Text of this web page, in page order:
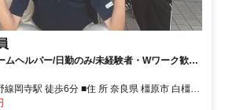
ムヘルパー/日勤のみ/未経験者・Wワーク歓迎/
代活躍中！
分 ■住 所 奈良県 橿原市 白橿町
2丁目13-181階A号室 ■アクセス 近鉄吉野線岡寺駅 徒歩6分